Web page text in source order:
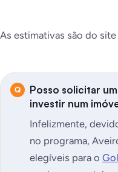
As estimativas são do site
Posso solicitar
investir num
Infelizmente,
no programa,
elegíveis para o